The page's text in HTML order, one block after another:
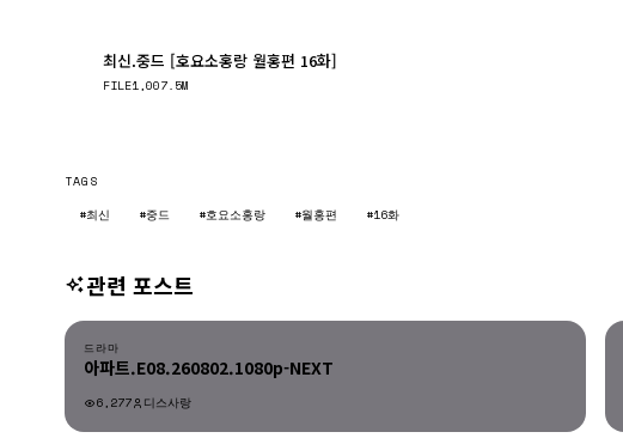
최신.중드 [호요소홍랑 월홍편 16화]
FILE1,007.5M
TAGS
#최신
#중드 #호요소홍랑 #월홍편 #16화
관련 포스트
드라마
드라마
아파트.E08.260802.1080p-NEXT
6,277 디스사랑